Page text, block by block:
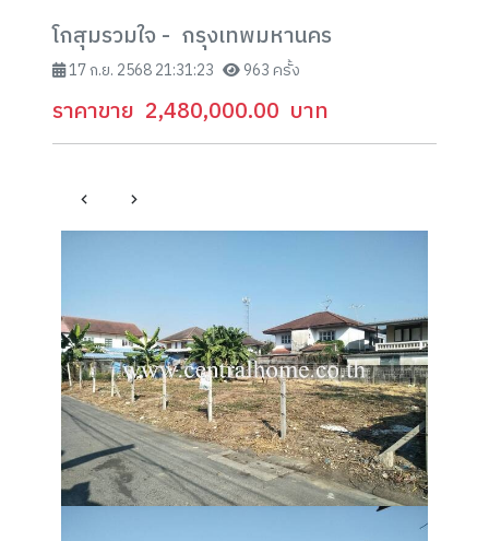
โกสุมรวมใจ - กรุงเทพมหานคร
17 ก.ย. 2568 21:31:23 963 ครั้ง
ราคาขาย 2,480,000.00 บาท